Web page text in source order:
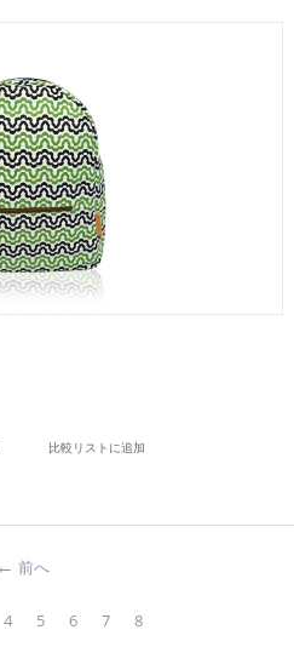
比較リストに追加
前へ
4 5 6 7 8